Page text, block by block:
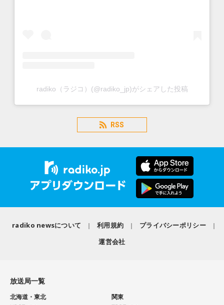
radiko（ラジコ）(@radiko_jp)がシェアした投稿
RSS
radiko newsについて 利用規約
プライバシーポリシー
運営会社
放送局一覧
北海道・東北 関東